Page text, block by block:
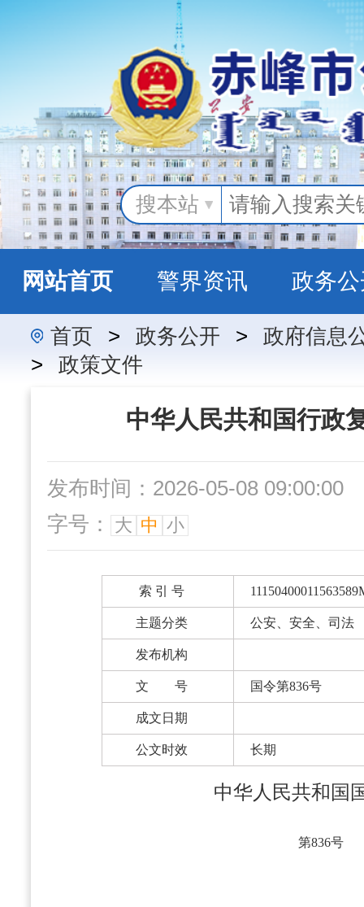
搜本站
网站首页 警界资讯 政务
警民互动
首页 > 政务公开 >
政府信息
>
政策文件
中华人民共和国行政
发布时间：2026-05-08 09:00:00
字号：
大 中 小
索 引 号
主题分类 公安、安全、司法
发布机构
文 号 国令第836号
成文日期
公文时效 长期
中华人民共和国
第836号